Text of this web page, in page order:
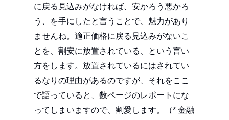
に戻る見込みがなければ、安かろう悪かろ
う、を手にしたと言うことで、魅力があり
ませんね。適正価格に戻る見込みがないこ
とを、割安に放置されている、という言い
方をします。放置されているにはされてい
るなりの理由があるのですが、それをここ
で語っていると、数ページのレポートにな
ってしまいますので、割愛します。（* 金融